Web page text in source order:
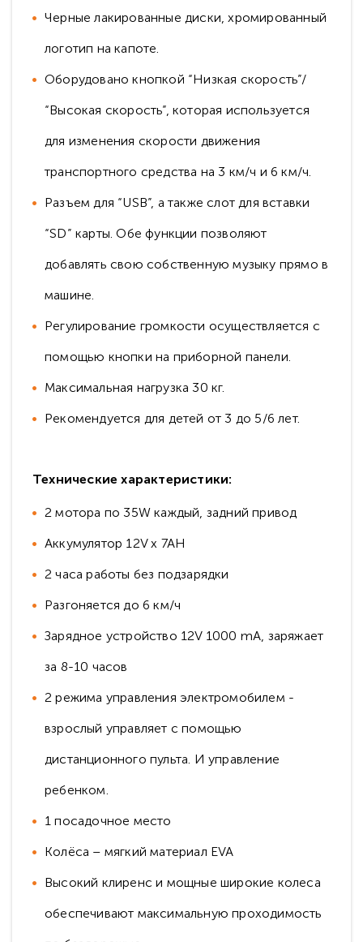
Черные лакированные диски, хромированный
логотип на капоте.
Оборудовано кнопкой “Низкая скорость”/
“Высокая скорость”, которая используется
для изменения скорости движения
транспортного средства на 3 км/ч и 6 км/ч.
Разъем для “USB”, а также слот для вставки
“SD” карты. Обе функции позволяют
добавлять свою собственную музыку прямо в
машине.
Регулирование громкости осуществляется с
помощью кнопки на приборной панели.
Максимальная нагрузка 30 кг.
Рекомендуется для детей от 3 до 5/6 лет.
Технические характеристики:
2 мотора по 35W каждый, задний привод
Аккумулятор 12V х 7АH
2 часа работы без подзарядки
Разгоняется до 6 км/ч
Зарядное устройство 12V 1000 mA, заряжает
за 8-10 часов
2 режима управления электромобилем -
взрослый управляет с помощью
дистанционного пульта. И управление
ребенком.
1 посадочное место
Колёса – мягкий материал EVA
Высокий клиренс и мощные широкие колеса
обеспечивают максимальную проходимость